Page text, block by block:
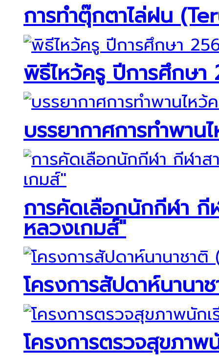
การทำตุ๊กตาไล่ฝน
พิธีไหว้ครู ปีการศึกษา
บรรยากาศการทำพา
การคัดเลือกนักกีฬา
หลวงเกมส์"
โครงการสัปดาห์นาน
โครงการตรวจสุขภาพ